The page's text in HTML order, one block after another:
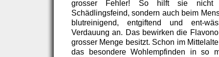
grosser Fehler! So hilft sie
Schädlingsfeind, sondern auch beim
blutreinigend, entgiftend und ent-
Verdauung an. Das bewirken die
grosser Menge besitzt. Schon im
das besondere Wohlempfinden in so